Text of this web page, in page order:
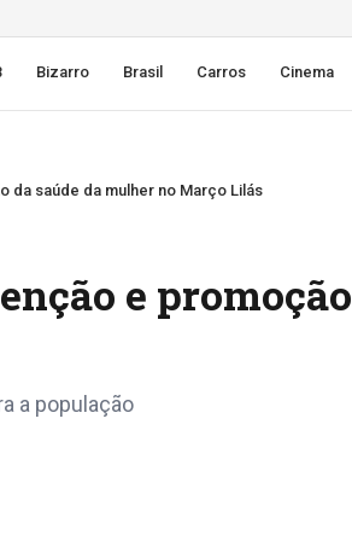
Bizarro Brasil Carros Cinema
da saúde da mulher no Março Lilás
e promoção
a população